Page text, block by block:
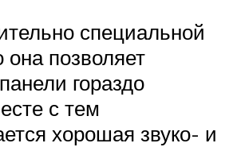
специальной
она позволяет
гораздо
с тем
хорошая звуко- и